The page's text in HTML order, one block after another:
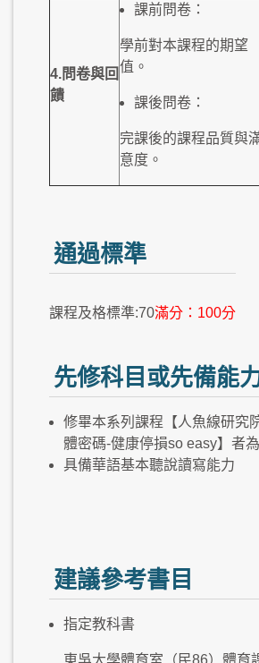
4.問卷與回
饋
課前問卷：
學前對本課程的期望
值。
課後問卷：
完課後的課程品質與
意度。
通過標準
課程及格標準:70滿分：100分
先修科目或先備能
修畢本系列課程【人魚線研究
體密碼-健康停損so easy】者
具備華語基本聽說讀寫能力
建議參考書目
指定教科書
東吳大學體育室（民86）體育